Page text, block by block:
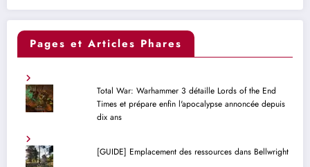
Pages et Articles Phares
Total War: Warhammer 3 détaille Lords of the End
Times et prépare enfin l'apocalypse annoncée depuis
dix ans
[GUIDE] Emplacement des ressources dans Bellwright